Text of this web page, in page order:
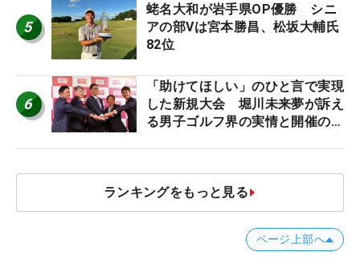
5
蛯名大和が岩手県OP優勝 シニ
アの部Vは宮本勝昌、松坂大輔氏
82位
6
「助けてほしい」のひと言で実現
した新規大会 堀川未来夢が訴え
る男子ゴルフ界の実情と開催の舞
ランキングをもっと見る
ページ上部へ